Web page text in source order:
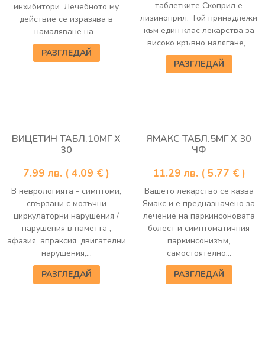
инхибитори. Лечебното му
действие се изразява в
намаляване на...
РАЗГЛЕДАЙ
таблетките Скоприл е
лизиноприл. Той принадлежи
към един клас лекарства за
високо кръвно налягане,...
РАЗГЛЕДАЙ
ВИЦЕТИН ТАБЛ.10МГ Х
30
7.99 лв. ( 4.09 € )
В неврологията - симптоми,
свързани с мозъчни
циркулаторни нарушения /
нарушения в паметта ,
афазия, апраксия, двигателни
нарушения,...
РАЗГЛЕДАЙ
ЯМАКС ТАБЛ.5МГ Х 30
ЧФ
11.29 лв. ( 5.77 € )
Вашето лекарство се казва
Ямакс и е предназначено за
лечение на паркинсоновата
болест и симптоматичния
паркинсонизъм,
самостоятелно...
РАЗГЛЕДАЙ